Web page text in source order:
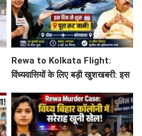
Rewa to Kolkata Flight:
विंध्यवासियों के लिए बड़ी खुशखबरी: इस
फ्लाइट, जानें पूरा रूट!